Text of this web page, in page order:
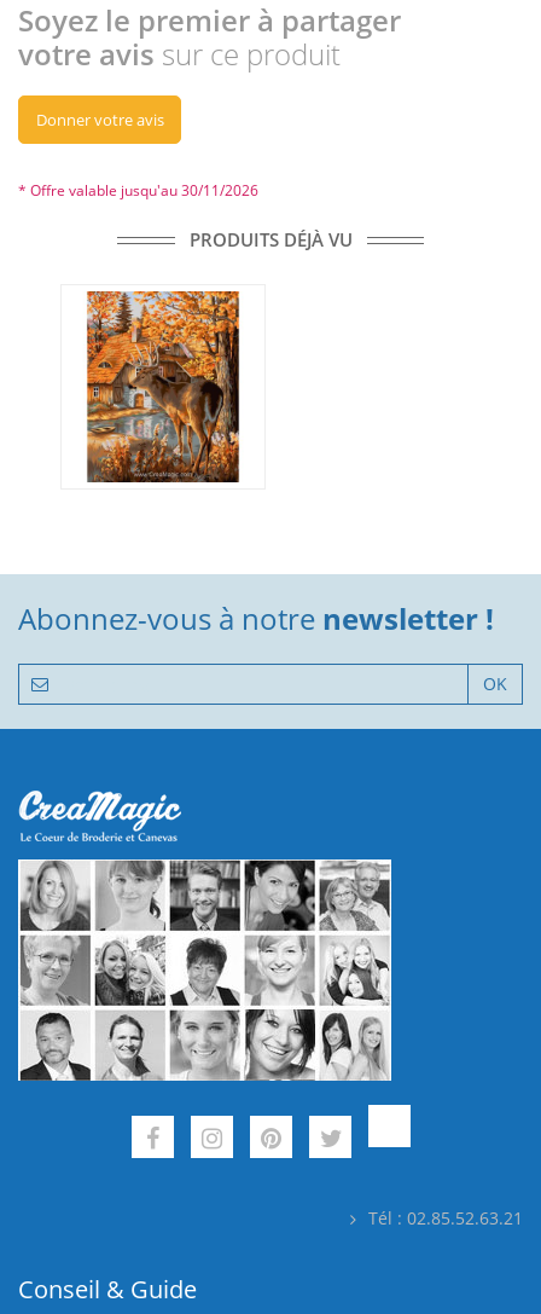
Soyez le premier à partager
votre avis sur ce produit
Donner votre avis
* Offre valable jusqu'au 30/11/2026
PRODUITS DÉJÀ VU
Abonnez-vous à notre newsletter !
OK
Tél : 02.85.52.63.21
Conseil & Guide